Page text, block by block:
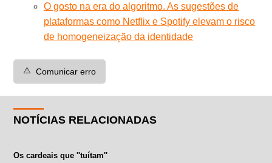
O gosto na era do algoritmo. As sugestões de
plataformas como Netflix e Spotify elevam o risco
de homogeneização da identidade
⚠️ Comunicar erro
NOTÍCIAS RELACIONADAS
Os cardeais que ''tuítam''